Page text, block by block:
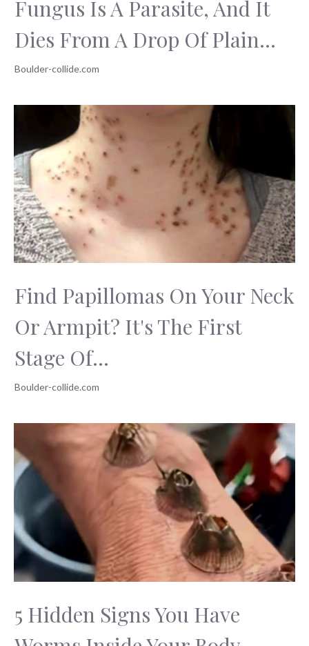
Fungus Is A Parasite, And It
Dies From A Drop Of Plain...
Find Papillomas On Your Neck
Or Armpit? It's The First
Stage Of...
5 Hidden Signs You Have